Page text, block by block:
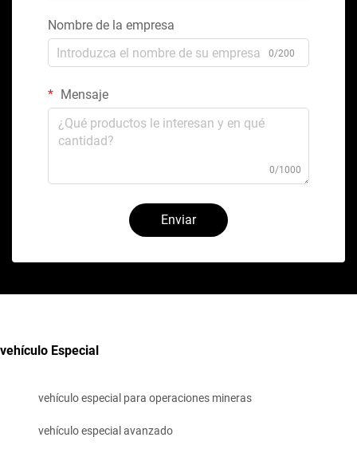
Nombre de la empresa
0/200
Mensaje
0/1000
Enviar
vehículo Especial
vehículo especial para operaciones mineras
vehículo especial avanzado